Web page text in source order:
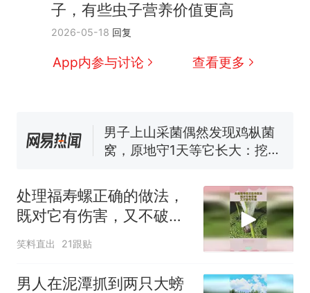
子，有些虫子营养价值更高
2026-05-18 回复
App内参与讨论 查看更多
热 制裁瓜子饺子，美国怕什
么？
新 那个在床头放菜刀的女孩，
协会回应
男子上山采菌偶然发现鸡枞菌
窝，原地守1天等它长大：挖了
回大海 目击者直呼震惊 （视频
来源：参考消息）
笔试第一被第二名传话劝弃考
官方通报
制裁瓜子饺子，美国怕什
处理福寿螺正确的做法，
既对它有伤害，又不破坏
环境！
笑料直出 21跟贴
男人在泥潭抓到两只大螃